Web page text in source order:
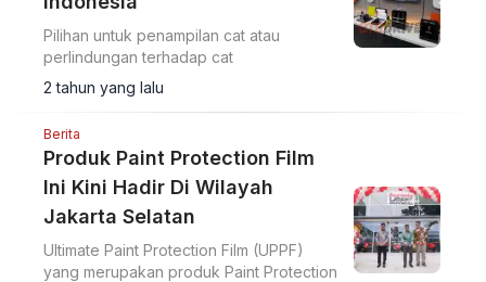
Pilihan untuk penampilan cat atau
perlindungan terhadap cat
2 tahun yang lalu
Berita
Produk Paint Protection Film
Ini Kini Hadir Di Wilayah
Jakarta Selatan
Ultimate Paint Protection Film (UPPF)
yang merupakan produk Paint Protection